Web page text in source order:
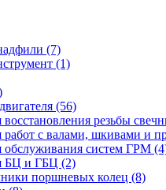
(7)
(1)
(56)
резьбы
работ с валами, шкивами и
обслуживания систем ГРМ
БЦ и ГБЦ (2)
поршневых колец (8)